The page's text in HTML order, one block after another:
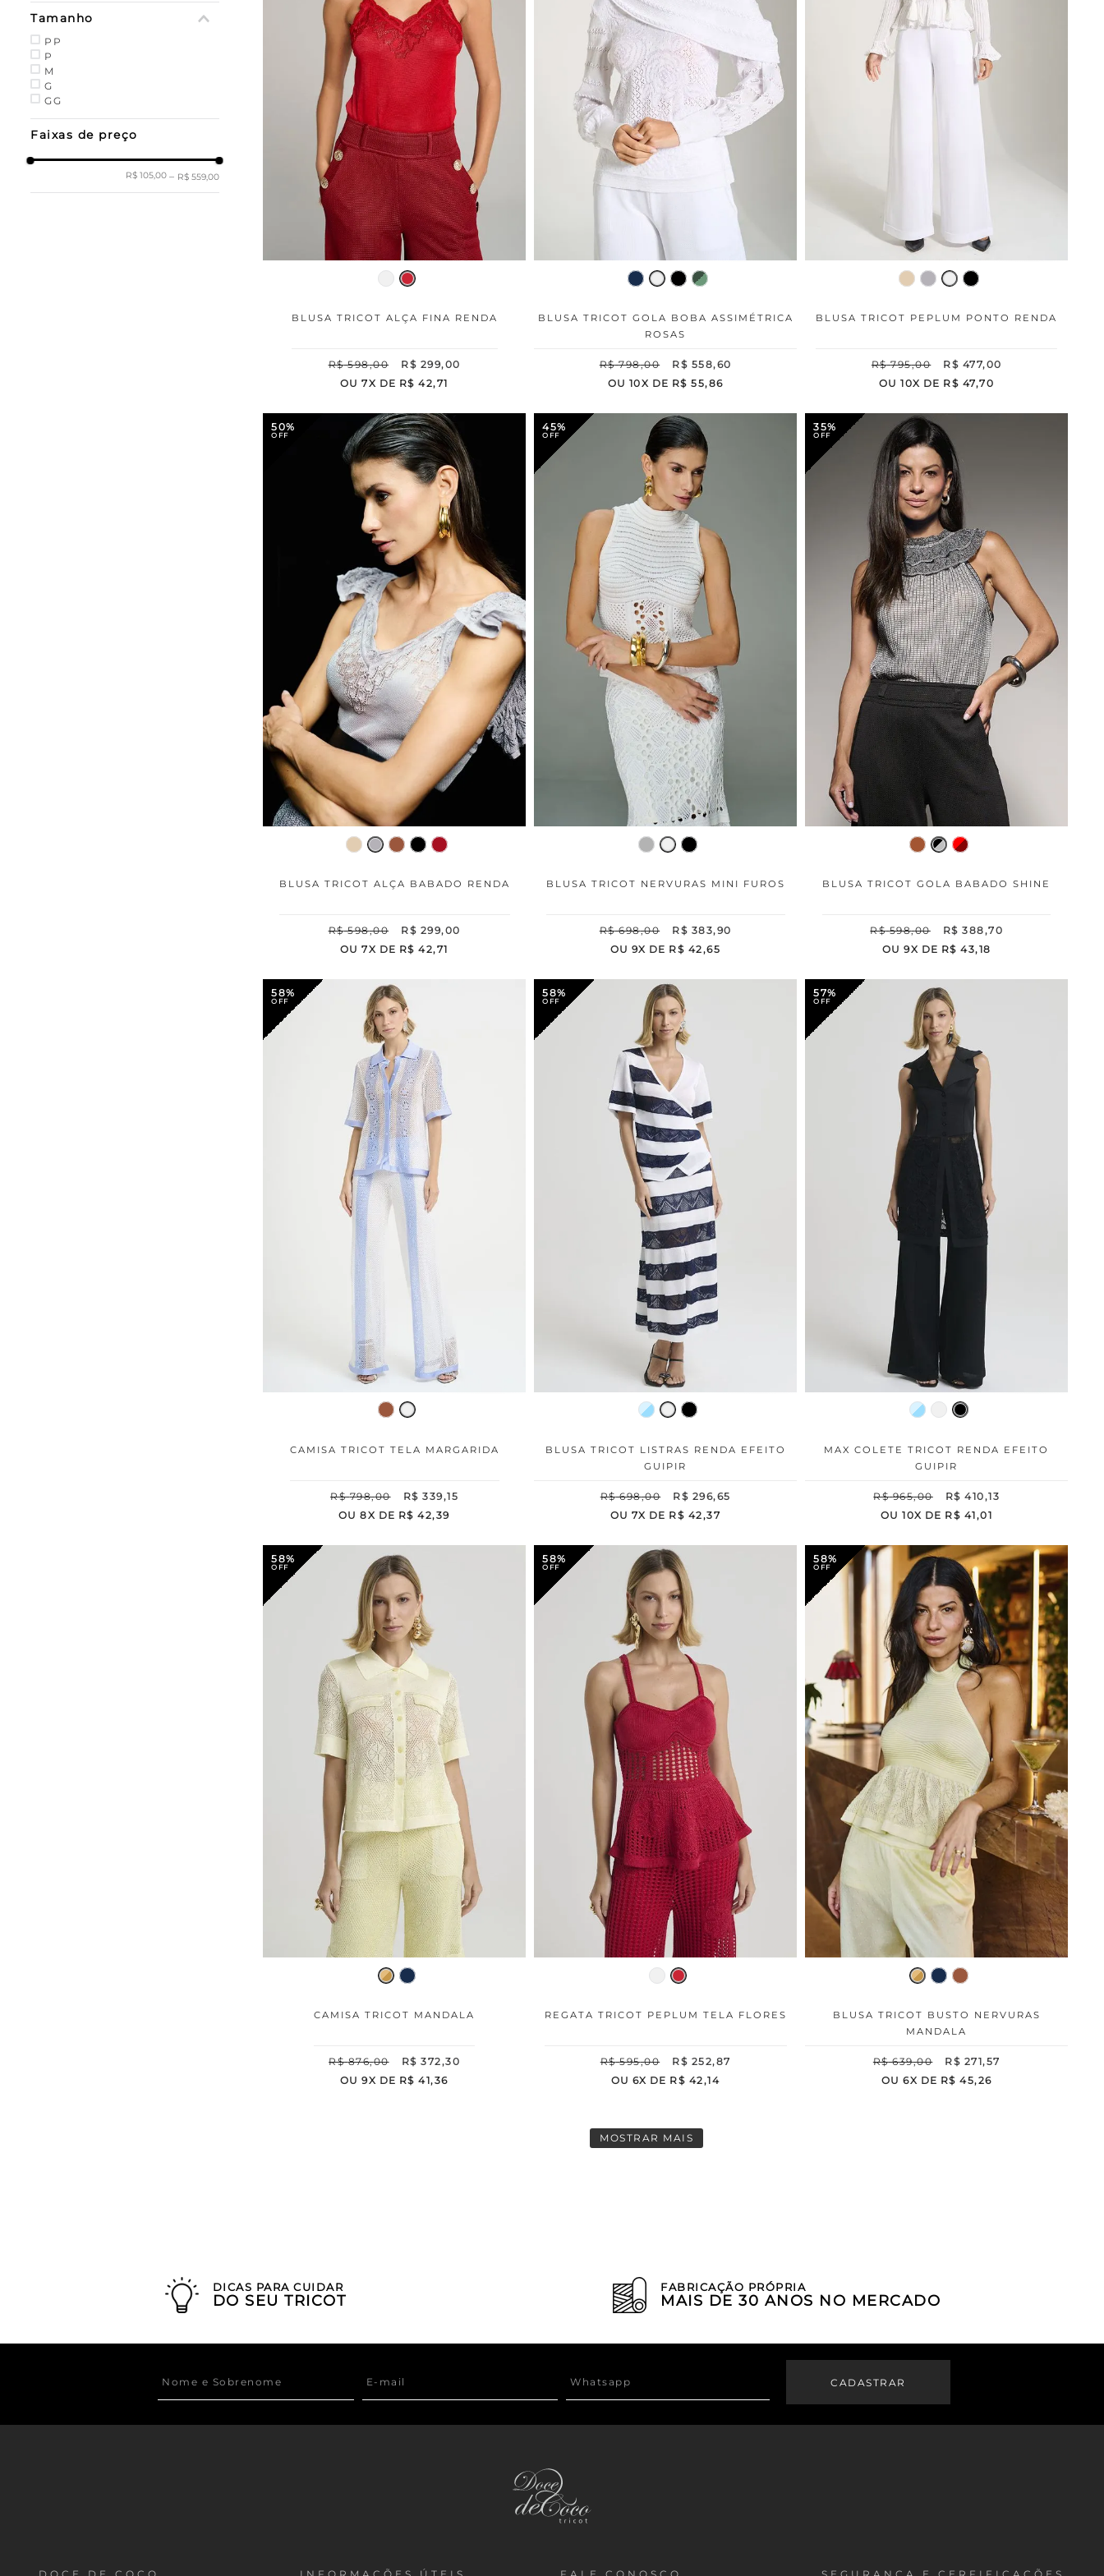
Tamanho
PP
P
M
G
GG
Faixas de preço
R$ 105,00 – R$ 559,00
BLUSA TRICOT ALÇA FINA RENDA
R$ 598,00 R$ 299,00
OU7X DE R$ 42,71
BLUSA TRICOT GOLA BOBA ASSIMÉTRICA
ROSAS
R$ 798,00 R$ 558,60
OU 10X DE R$ 55,86
BLUSA TRICOT PEPLUM PONTO RENDA
R$ 795,00 R$ 477,00
OU10X DE R$ 47,70
50%
BLUSA TRICOT ALÇA BABADO RENDA
R$ 598,00 R$ 299,00
OU7X DE R$ 42,71
45%
BLUSA TRICOT NERVURAS MINI FUROS
R$ 698,00 R$ 383,90
OU 9X DE R$ 42,65
35%
BLUSA TRICOT GOLA BABADO SHINE
R$ 598,00 R$ 388,70
OU9X DE R$ 43,18
58%
CAMISA TRICOT TELA MARGARIDA
R$ 798,00 R$ 339,15
OU8X DE R$ 42,39
58%
BLUSA TRICOT LISTRAS RENDA EFEITO
GUIPIR
R$ 698,00 R$ 296,65
OU 7X DE R$ 42,37
57%
MAX COLETE TRICOT RENDA EFEITO
GUIPIR
R$ 965,00 R$ 410,13
OU10X DE R$ 41,01
58%
CAMISA TRICOT MANDALA
R$ 876,00 R$ 372,30
OU9X DE R$ 41,36
58%
REGATA TRICOT PEPLUM TELA FLORES
R$ 595,00 R$ 252,87
OU 6X DE R$ 42,14
58%
BLUSA TRICOT BUSTO NERVURAS
MANDALA
R$ 639,00 R$ 271,57
OU6X DE R$ 45,26
MOSTRAR MAIS
DICAS PARA CUIDAR
DO SEU TRICOT
FABRICAÇÃO PRÓPRIA
MAIS DE 30 ANOS NO MERCADO